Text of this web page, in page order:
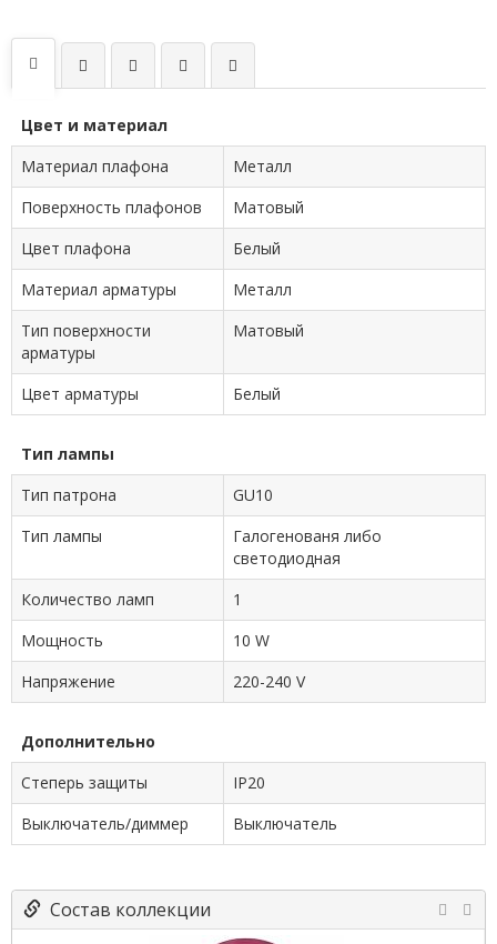
Цвет и материал
Материал плафона
Металл
Поверхность плафонов
Матовый
Цвет плафона
Белый
Материал арматуры
Металл
Тип поверхности
арматуры
Матовый
Цвет арматуры Белый
Тип лампы
Тип патрона
GU10
Тип лампы
Галогенованя либо
светодиодная
Количество ламп
1
Мощность
10 W
Напряжение
220-240 V
Дополнительно
Степерь защиты
IP20
Выключатель/диммер
Выключатель
Состав коллекции